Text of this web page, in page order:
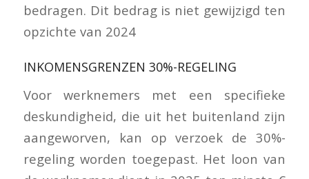
bedragen. Dit bedrag is niet gewijzigd ten
opzichte van 2024
INKOMENSGRENZEN 30%-REGELING
Voor werknemers met een specifieke
deskundigheid, die uit het buitenland zijn
aangeworven, kan op verzoek de 30%-
regeling worden toegepast. Het loon van